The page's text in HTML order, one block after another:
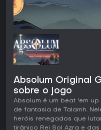
Absolum Original
sobre o jogo
Absolum é um beat 'em
de fantasia de Talamh.
heróis renegados que
tirânico Rei Sol Azra e